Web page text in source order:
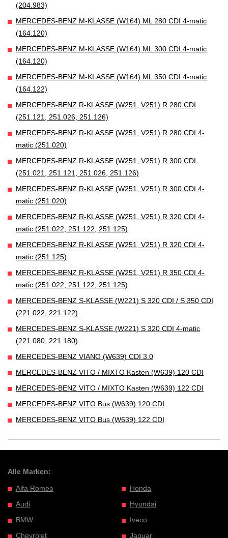
(204.983)
MERCEDES-BENZ M-KLASSE (W164) ML 280 CDI 4-matic
(164.120)
MERCEDES-BENZ M-KLASSE (W164) ML 300 CDI 4-matic
(164.120)
MERCEDES-BENZ M-KLASSE (W164) ML 350 CDI 4-matic
(164.122)
MERCEDES-BENZ R-KLASSE (W251, V251) R 280 CDI
(251.121, 251.026, 251.126)
MERCEDES-BENZ R-KLASSE (W251, V251) R 280 CDI 4-
matic (251.020)
MERCEDES-BENZ R-KLASSE (W251, V251) R 300 CDI
(251.021, 251.121, 251.026, 251.126)
MERCEDES-BENZ R-KLASSE (W251, V251) R 300 CDI 4-
matic (251.020)
MERCEDES-BENZ R-KLASSE (W251, V251) R 320 CDI 4-
matic (251.022, 251.122, 251.125)
MERCEDES-BENZ R-KLASSE (W251, V251) R 320 CDI 4-
matic (251.125)
MERCEDES-BENZ R-KLASSE (W251, V251) R 350 CDI 4-
matic (251.022, 251.122, 251.125)
MERCEDES-BENZ S-KLASSE (W221) S 320 CDI / S 350 CDI
(221.022, 221.122)
MERCEDES-BENZ S-KLASSE (W221) S 320 CDI 4-matic
(221.080, 221.180)
MERCEDES-BENZ VIANO (W639) CDI 3.0
MERCEDES-BENZ VITO / MIXTO Kasten (W639) 120 CDI
MERCEDES-BENZ VITO / MIXTO Kasten (W639) 122 CDI
MERCEDES-BENZ VITO Bus (W639) 120 CDI
MERCEDES-BENZ VITO Bus (W639) 122 CDI
Alle Marken:
Alfa Romeo
Audi
BMW
Chevrolet
Honda
Hyundai
Iveco
Jaguar